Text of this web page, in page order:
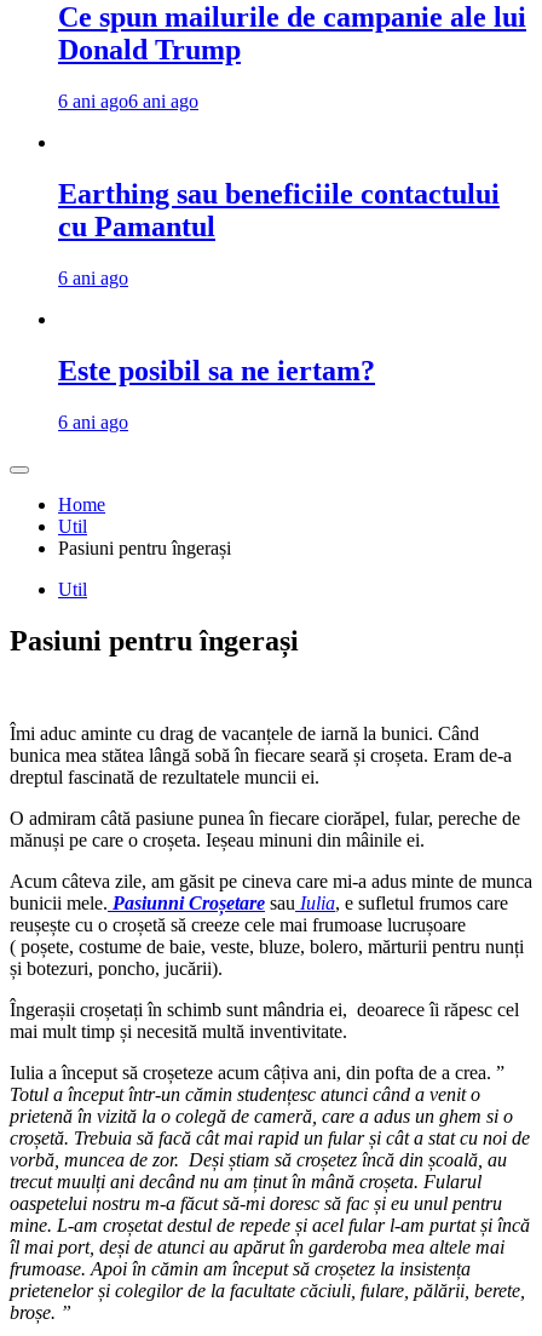
Ce spun mailurile de campanie ale lui
Donald Trump
6 ani ago6 ani ago
Earthing sau beneficiile contactului
cu Pamantul
6 ani ago
Este posibil sa ne iertam?
6 ani ago
Home
Util
Pasiuni pentru îngerași
Util
Pasiuni pentru îngerași
Îmi aduc aminte cu drag de vacanțele de iarnă la bunici. Când
bunica mea stătea lângă sobă în fiecare seară și croșeta. Eram de-a
dreptul fascinată de rezultatele muncii ei.
O admiram câtă pasiune punea în fiecare ciorăpel, fular, pereche de
mănuși pe care o croșeta. Ieșeau minuni din mâinile ei.
Acum câteva zile, am găsit pe cineva care mi-a adus minte de munca
bunicii mele. Pasiunni Croșetare sau Iulia, e sufletul frumos care
reușește cu o croșetă să creeze cele mai frumoase lucrușoare
( poșete, costume de baie, veste, bluze, bolero, mărturii pentru nunți
și botezuri, poncho, jucării).
Îngerașii croșetați în schimb sunt mândria ei, deoarece îi răpesc cel
mai mult timp și necesită multă inventivitate.
Iulia a început să croșeteze acum câțiva ani, din pofta de a crea. ”
Totul a început într-un cămin studențesc atunci când a venit o
prietenă în vizită la o colegă de cameră, care a adus un ghem si o
croșetă. Trebuia să facă cât mai rapid un fular și cât a stat cu noi de
vorbă, muncea de zor. Deși știam să croșetez încă din școală, au
trecut muulți ani decând nu am ținut în mână croșeta. Fularul
oaspetelui nostru m-a făcut să-mi doresc să fac și eu unul pentru
mine. L-am croșetat destul de repede și acel fular l-am purtat și încă
îl mai port, deși de atunci au apărut în garderoba mea altele mai
frumoase. Apoi în cămin am început să croșetez la insistența
prietenelor și colegilor de la facultate căciuli, fulare, pălării, berete,
broșe. ”